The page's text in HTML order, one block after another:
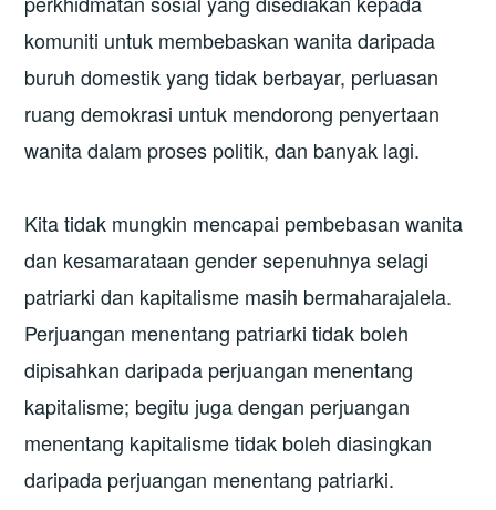
komuniti untuk membebaskan wanita daripada
buruh domestik yang tidak berbayar, perluasan
ruang demokrasi untuk mendorong penyertaan
wanita dalam proses politik, dan banyak lagi.
Kita tidak mungkin mencapai pembebasan wanita
dan kesamarataan gender sepenuhnya selagi
patriarki dan kapitalisme masih bermaharajalela.
Perjuangan menentang patriarki tidak boleh
dipisahkan daripada perjuangan menentang
kapitalisme; begitu juga dengan perjuangan
menentang kapitalisme tidak boleh diasingkan
daripada perjuangan menentang patriarki.